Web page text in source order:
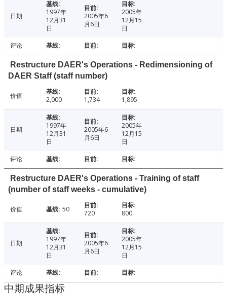
日期
1997年
12月31
日
2005年6
月6日
2005年
12月15
日
评论
Restructure DAER's Operations - Redimensioning of
DAER Staff (staff number)
价值 2,000 1,734 1,895
日期
1997年
12月31
日
2005年6
月6日
2005年
12月15
日
评论
Restructure DAER's Operations - Training of staff
(number of staff weeks - cumulative)
价值 50 720 800
日期
1997年
12月31
日
2005年6
月6日
2005年
12月15
日
评论
中期成果指标